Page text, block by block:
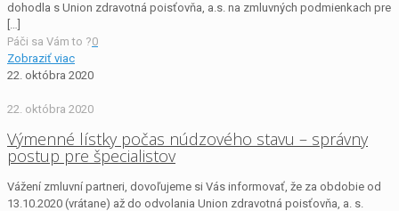
dohodla s Union zdravotná poisťovňa, a.s. na zmluvných podmienkach pre
[…]
Páči sa Vám to ?0
Zobraziť viac
22. októbra 2020
22. októbra 2020
Výmenné lístky počas núdzového stavu – správny
postup pre špecialistov
Vážení zmluvní partneri, dovoľujeme si Vás informovať, že za obdobie od
13.10.2020 (vrátane) až do odvolania Union zdravotná poisťovňa, a. s.